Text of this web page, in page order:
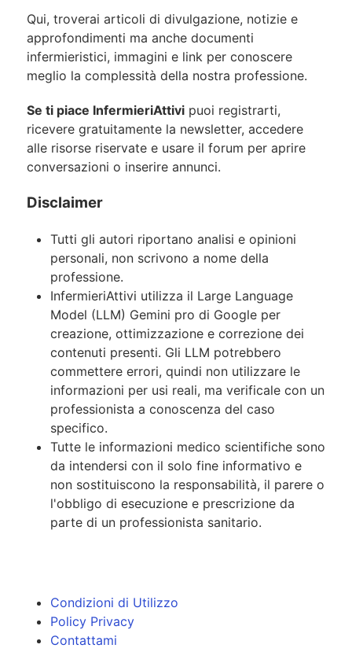
Qui, troverai articoli di divulgazione, notizie e
approfondimenti ma anche documenti
infermieristici, immagini e link per conoscere
meglio la complessità della nostra professione.
Se ti piace InfermieriAttivi puoi registrarti,
ricevere gratuitamente la newsletter, accedere
alle risorse riservate e usare il forum per aprire
conversazioni o inserire annunci.
Disclaimer
Tutti gli autori riportano analisi e opinioni
personali, non scrivono a nome della
professione.
InfermieriAttivi utilizza il Large Language
Model (LLM) Gemini pro di Google per
creazione, ottimizzazione e correzione dei
contenuti presenti. Gli LLM potrebbero
commettere errori, quindi non utilizzare le
informazioni per usi reali, ma verificale con un
professionista a conoscenza del caso
specifico.
Tutte le informazioni medico scientifiche sono
da intendersi con il solo fine informativo e
non sostituiscono la responsabilità, il parere o
l'obbligo di esecuzione e prescrizione da
parte di un professionista sanitario.
Condizioni di Utilizzo
Policy Privacy
Contattami